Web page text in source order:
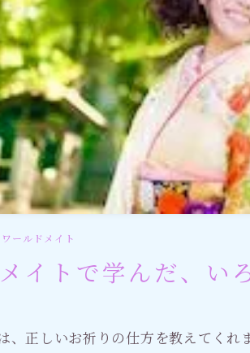
ワールドメイト
イトで学んだ、い
、正しいお祈りの仕方を教えてくれ